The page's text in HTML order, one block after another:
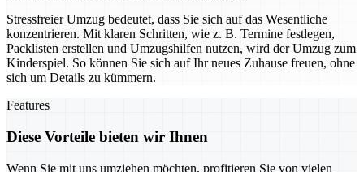
Stressfreier Umzug bedeutet, dass Sie sich auf das Wesentliche
konzentrieren. Mit klaren Schritten, wie z. B. Termine festlegen,
Packlisten erstellen und Umzugshilfen nutzen, wird der Umzug zum
Kinderspiel. So können Sie sich auf Ihr neues Zuhause freuen, ohne
sich um Details zu kümmern.
Features
Diese Vorteile bieten wir Ihnen
Wenn Sie mit uns umziehen möchten, profitieren Sie von vielen